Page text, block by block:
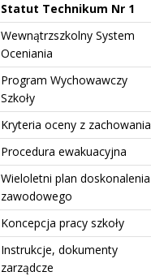
Statut Technikum Nr 1
Wewnątrzszkolny System
Oceniania
Program Wychowawczy
Szkoły
Kryteria oceny z zachowania
Procedura ewakuacyjna
Wieloletni plan doskonalenia
zawodowego
Koncepcja pracy szkoły
Instrukcje, dokumenty
zarządcze